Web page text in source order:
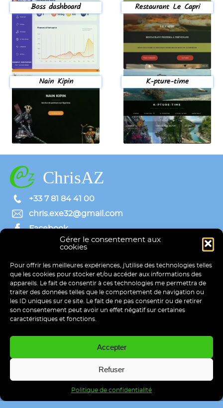
Gérer le consentement aux
cookies
Pour offrir les meilleures expériences, j'utilise des technologies telles
que les cookies pour stocker et/ou accéder aux informations des
appareils. Le fait de consentir à ces technologies me permettra de
traiter des données telles que le comportement de navigation ou
les ID uniques sur ce site. Le fait de ne pas consentir ou de retirer
son consentement peut avoir un effet négatif sur certaines
caractéristiques et fonctions.
Accepter
Refuser
Politique de confidentialité
Boss dashboard Restaurant Le Capri
Nain Kipin K-pture-time
ChrisAZ
+33 7 81 84 41 00
chris.exe32@gmail.com
Facebook
Linkedin
Accueil
Site vitrine
E-commerce
ChrisAZ
Portfolio
Politique de confidentialité
Contact
© 2023 - Site web réalisé par mes soins